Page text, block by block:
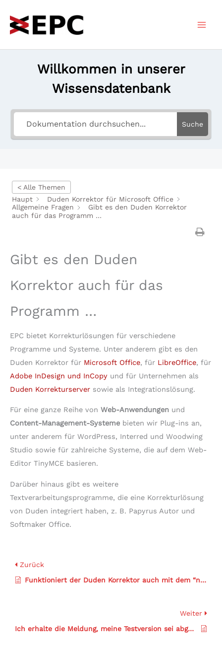
Inhalt
springen
Willkommen in unserer
Wissensdatenbank
Suche
< Alle Themen
Haupt
Duden Korrektor für Microsoft Office
Allgemeine Fragen
Gibt es den Duden Korrektor
auch für das Programm …
Gibt es den Duden
Korrektor auch für das
Programm …
EPC bietet Korrekturlösungen für verschiedene
Programme und Systeme. Unter anderem gibt es den
Duden Korrektor für Microsoft Office, für LibreOffice, für
Adobe InDesign und InCopy und für Unternehmen als
Duden Korrekturserver sowie als Integrationslösung.
Für eine ganze Reihe von Web-Anwendungen und
Content-Management-Systeme bieten wir Plug-ins an,
unter anderem für WordPress, Interred und Woodwing
Studio sowie für zahlreiche Systeme, die auf dem Web-
Editor TinyMCE basieren.
Darüber hinaus gibt es weitere
Textverarbeitungsprogramme, die eine Korrekturlösung
von Duden integriert haben, z. B. Papyrus Autor und
Softmaker Office.
Zurück
Funktioniert der Duden Korrektor auch mit dem “neuen Outlook”?
Weiter
Ich erhalte die Meldung, meine Testversion sei abgelaufen.